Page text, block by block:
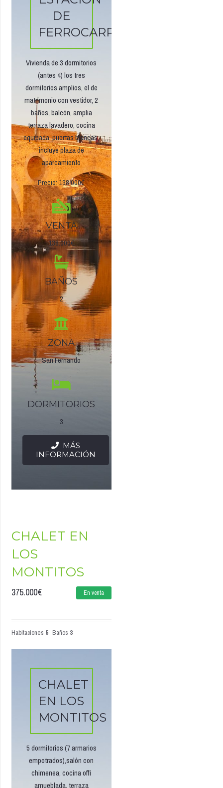
DE
FERROCARRIL
Vivienda de 3 dormitorios
(antes 4) los tres
dormitorios amplios, el de
matrimonio con vestidor, 2
baños, balcón, amplia
terraza lavadero, cocina
equipada, puertas blancas,
incluye plaza de
aparcamiento
Precio: 138.000€
VENTA
138.000€
BAÑOS
2
ZONA
San Fernando
DORMITORIOS
3
MÁS
INFORMACIÓN
CHALET EN
LOS
MONTITOS
375.000€ En venta
Habitaciones 5 Baños 3
CHALET
EN LOS
MONTITOS
5 dormitorios (7 armarios
empotrados),salón con
chimenea, cocina offi
amueblada, terraza